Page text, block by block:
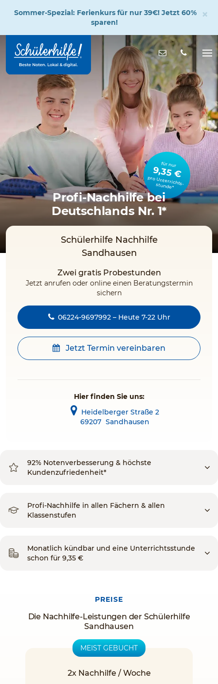
Hauptinhalt
Nachricht
für nur
9,35 €
pro Unterrichts­stunde*
Profi-Nachhilfe bei
Deutschlands Nr. 1*
Schülerhilfe Nachhilfe
Sandhausen
Zwei gratis Probestunden
Jetzt anrufen oder online einen Beratungstermin
sichern
06224-9697992 – Heute 7-22 Uhr
Jetzt Termin vereinbaren
Hier finden Sie uns:
Heidelberger Straße 2
69207 Sandhausen
Sommer-Spezial: Ferienkurs für nur 39€! Jetzt 60%
sparen!
×
92% Notenverbesserung & höchste
Kundenzufriedenheit*
Profi-Nachhilfe in allen Fächern & allen
Klassenstufen
Monatlich kündbar und eine Unterrichtsstunde
schon für 9,35 €
PREISE
Die Nachhilfe-Leistungen der Schülerhilfe
Sandhausen
MEIST GEBUCHT
2x Nachhilfe / Woche